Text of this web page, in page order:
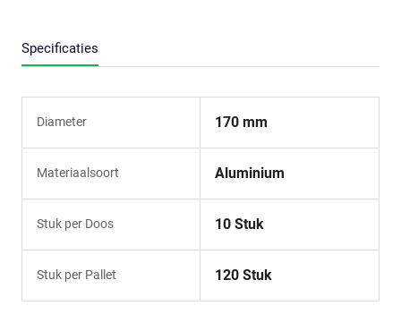
Specificaties
Diameter 170 mm
Materiaalsoort Aluminium
Stuk per Doos 10 Stuk
Stuk per Pallet 120 Stuk